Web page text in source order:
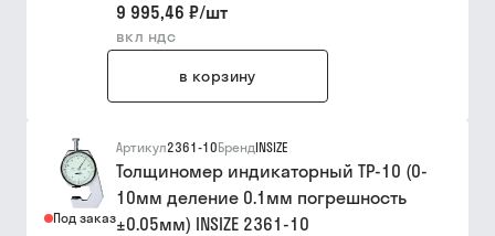
9 995,46 ₽/шт
вкл ндс
в корзину
Под заказ
Артикул2361-10БрендINSIZE
Толщиномер индикаторный ТР-10 (0-
10мм деление 0.1мм погрешность
±0.05мм) INSIZE 2361-10